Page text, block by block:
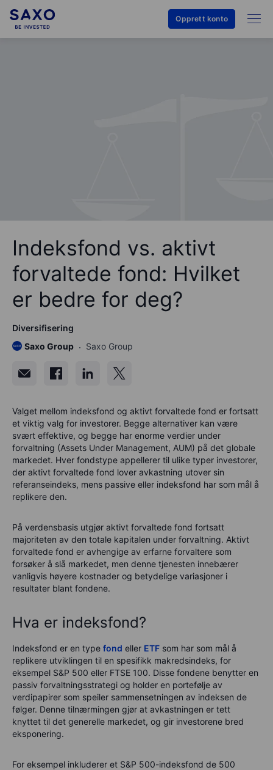
Opprett konto
Indeksfond vs. aktivt
forvaltede fond: Hvilket
er bedre for deg?
Diversifisering
Saxo Group
Saxo Group
Valget mellom indeksfond og aktivt forvaltede fond er fortsatt
et viktig valg for investorer. Begge alternativer kan være
svært effektive, og begge har enorme verdier under
forvaltning (Assets Under Management, AUM) på det globale
markedet. Hver fondstype appellerer til ulike typer investorer,
der aktivt forvaltede fond lover avkastning utover sin
referanseindeks, mens passive eller indeksfond har som mål å
replikere den.
På verdensbasis utgjør aktivt forvaltede fond fortsatt
majoriteten av den totale kapitalen under forvaltning. Aktivt
forvaltede fond er avhengige av erfarne forvaltere som
forsøker å slå markedet, men denne tjenesten innebærer
vanligvis høyere kostnader og betydelige variasjoner i
resultater blant fondene.
Hva er indeksfond?
Indeksfond er en type fond eller ETF som har som mål å
replikere utviklingen til en spesifikk makredsindeks, for
eksempel S&P 500 eller FTSE 100. Disse fondene benytter en
passiv forvaltningsstrategi og holder en portefølje av
verdipapirer som speiler sammensetningen av indeksen de
følger. Denne tilnærmingen gjør at avkastningen er tett
knyttet til det generelle markedet, og gir investorene bred
eksponering.
For eksempel inkluderer et S&P 500-indeksfond de 500